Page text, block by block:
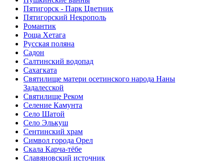
Пятигорск - Парк Цветник
Пятигорский Некрополь
Романтик
Роща Хетага
Русская поляна
Садон
Салтинский водопад
Сахагката
Святилище матери осетинского народа Наны
Задалесской
Святилище Реком
Селение Камунта
Село Шатой
Село Элькуш
Сентинский храм
Символ города Орел
Скала Карча-тёбе
Славяновский источник